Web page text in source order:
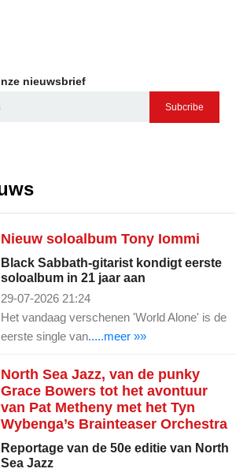
nieuwsbrief
Subcribe
Nieuw soloalbum Tony Iommi
Black Sabbath-gitarist kondigt eerste
soloalbum in 21 jaar aan
29-07-2026 21:24
Het vandaag verschenen 'World Alone' is de
eerste single van.....meer »»
North Sea Jazz, van de punky
Grace Bowers tot het avontuur
van Pat Metheny met het Tyn
Wybenga’s Brainteaser Orchestra
Reportage van de 50e editie van North
Sea Jazz